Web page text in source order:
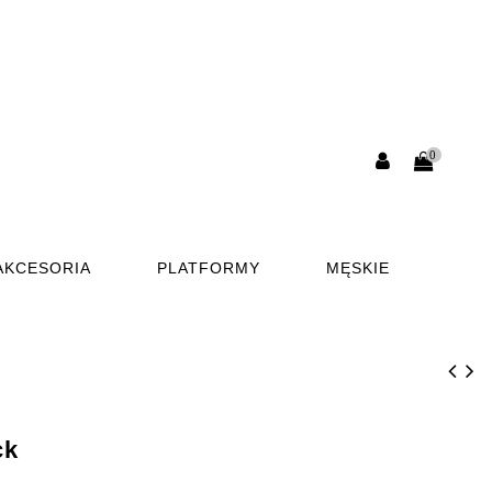
0
PLATFORMY MĘSKIE